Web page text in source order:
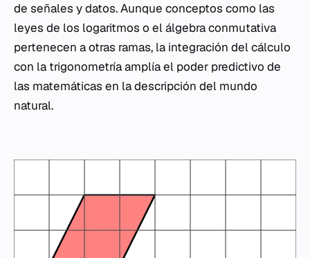
de señales y datos. Aunque conceptos como las
leyes de los logaritmos o el álgebra conmutativa
pertenecen a otras ramas, la integración del cálculo
con la trigonometría amplía el poder predictivo de
las matemáticas en la descripción del mundo
natural.